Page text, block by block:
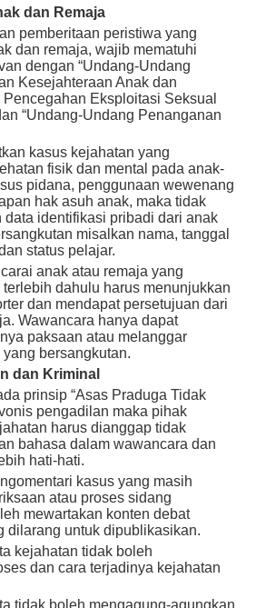
dan Remaja
pemberitaan peristiwa yang
dan remaja, wajib mematuhi
dengan “Undang-Undang
Kesejahteraan Anak dan
Pencegahan Eksploitasi Seksual
“Undang-Undang Penanganan
kasus kejahatan yang
fisik dan mental pada anak-
pidana, penggunaan wewenang
hak asuh anak, maka tidak
data identifikasi pribadi dari anak
misalkan nama, tanggal
status pelajar.
anak atau remaja yang
terlebih dahulu harus menunjukkan
dan mendapat persetujuan dari
Wawancara hanya dapat
paksaan atau melanggar
bersangkutan.
dan Kriminal
prinsip “Asas Praduga Tidak
pengadilan maka pihak
harus dianggap tidak
bahasa dalam wawancara dan
hati-hati.
kasus yang masih
atau proses sidang
mewartakan konten debat
dilarang untuk dipublikasikan.
kejahatan tidak boleh
dan cara terjadinya kejahatan
tidak boleh mengagung-agungkan